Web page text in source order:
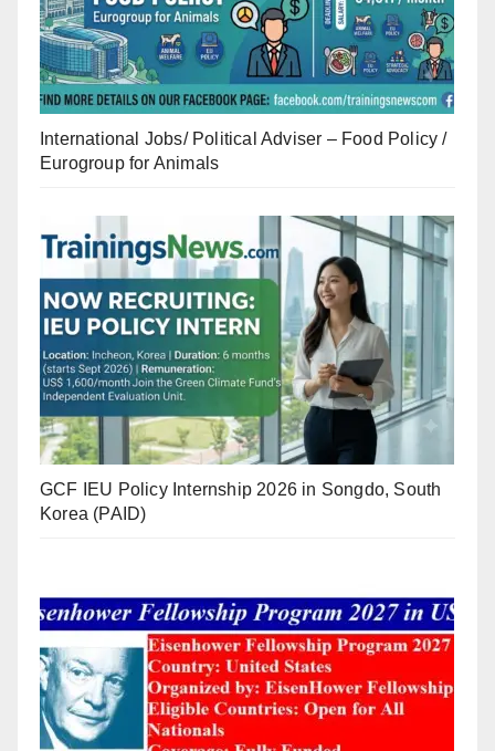
International Jobs/ Political Adviser – Food Policy /
Eurogroup for Animals
GCF IEU Policy Internship 2026 in Songdo, South
Korea (PAID)